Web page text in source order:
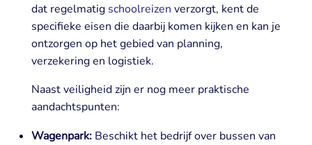
dat regelmatig schoolreizen verzorgt, kent de
specifieke eisen die daarbij komen kijken en kan je
ontzorgen op het gebied van planning,
verzekering en logistiek.
Naast veiligheid zijn er nog meer praktische
aandachtspunten:
Wagenpark:Beschikt het bedrijf over bussen van